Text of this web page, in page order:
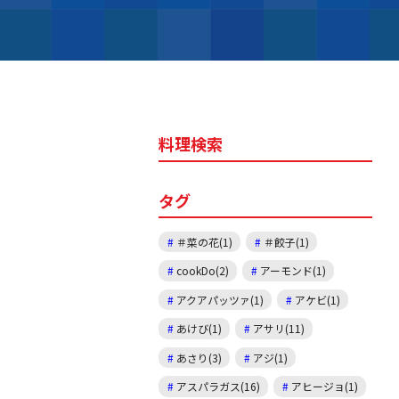
料理検索
タグ
＃菜の花(1)
＃餃子(1)
cookDo(2)
アーモンド(1)
アクアパッツァ(1)
アケビ(1)
あけび(1)
アサリ(11)
あさり(3)
アジ(1)
アスパラガス(16)
アヒージョ(1)